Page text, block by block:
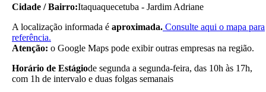
Cidade / Bairro:Itaquaquecetuba - Jardim Adriane
A localização informada é aproximada. Consulte aqui o mapa para
referência.
Atenção: o Google Maps pode exibir outras empresas na região.
Horário de Estágiode segunda a segunda-feira, das 10h às 17h,
com 1h de intervalo e duas folgas semanais